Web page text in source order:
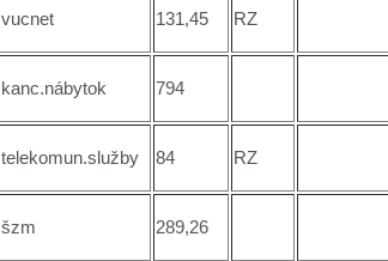
vucnet 131,45 RZ
kanc.nábytok 794
telekomun.služby 84 RZ
šzm 289,26